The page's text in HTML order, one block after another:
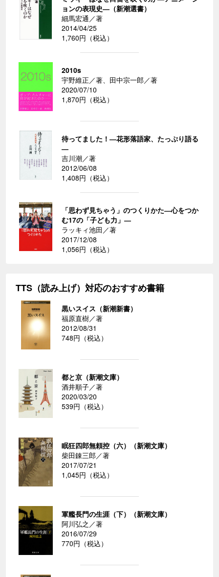
ョンの表現史―（新潮選書）
細馬宏通／著
2014/04/25
1,760円（税込）
2010s
宇野維正／著、田中宗一郎／著
2020/07/10
1,870円（税込）
待ってました！―花形落語家、たっぷり語る
―
吉川潮／著
2012/06/08
1,408円（税込）
「思わず見ちゃう」のつくりかた―心をつか
む17の「子ども力」―
ラッキィ池田／著
2017/12/08
1,056円（税込）
TTS（読み上げ）対応のおすすめ書籍
黒いスイス（新潮新書）
福原直樹／著
2012/08/31
748円（税込）
都と京（新潮文庫）
酒井順子／著
2020/03/20
539円（税込）
眠狂四郎無頼控（六）（新潮文庫）
柴田錬三郎／著
2017/07/21
1,045円（税込）
軍艦長門の生涯（下）（新潮文庫）
阿川弘之／著
2016/07/29
770円（税込）